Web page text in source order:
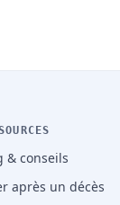
& conseils
après un décès